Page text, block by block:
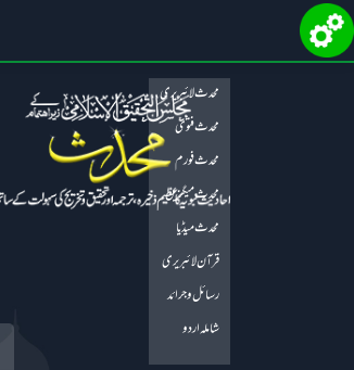
محدث لائبریری
محدث فتویٰ
محدث فورم
محدث میگزین
محدث میڈیا
قرآن لائبریری
رسائل و جرائد
شاملہ اردو